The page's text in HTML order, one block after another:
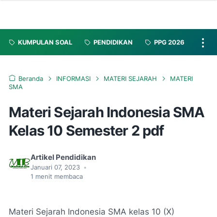
KUMPULAN SOAL PENDIDIKAN PPG 2026
Beranda INFORMASI MATERI SEJARAH
MATERI
SMA
Materi Sejarah Indonesia SMA
Kelas 10 Semester 2 pdf
Artikel Pendidikan
Januari 07, 2023 •
1 menit membaca
Materi Sejarah Indonesia SMA kelas 10 (X)